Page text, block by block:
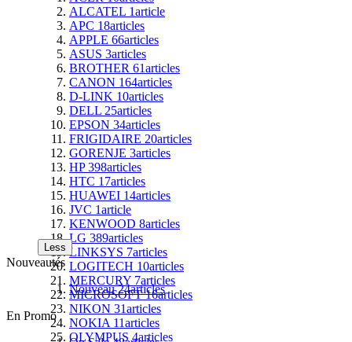
ALCATEL 1article
APC 18articles
APPLE 66articles
ASUS 3articles
BROTHER 61articles
CANON 164articles
D-LINK 10articles
DELL 25articles
EPSON 34articles
FRIGIDAIRE 20articles
GORENJE 3articles
HP 398articles
HTC 17articles
HUAWEI 14articles
JVC 1article
KENWOOD 8articles
LG 389articles
LINKSYS 7articles
LOGITECH 10articles
MERCURY 7articles
MICROSOFT 16articles
NIKON 31articles
NOKIA 11articles
OLYMPUS 4articles
Less
Nouveautés
Nouveau 24articles
En Promo